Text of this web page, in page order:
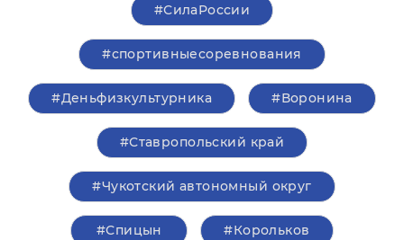
#СилаРоссии
#спортивныесоревнования
#Деньфизкультурника #Воронина
#Ставропольский край
#Чукотский автономный округ
#Спицын #Корольков